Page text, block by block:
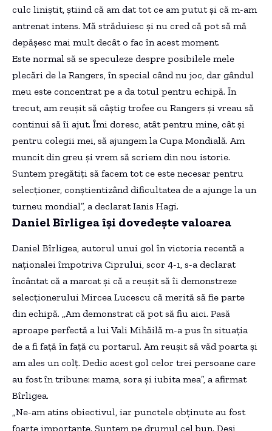
culc liniștit, știind că am dat tot ce am putut și că m-am
antrenat intens. Mă străduiesc și nu cred că pot să mă
depășesc mai mult decât o fac în acest moment.
Este normal să se speculeze despre posibilele mele
plecări de la Rangers, în special când nu joc, dar gândul
meu este concentrat pe a da totul pentru echipă. În
trecut, am reușit să câștig trofee cu Rangers și vreau să
continui să îi ajut. Îmi doresc, atât pentru mine, cât și
pentru colegii mei, să ajungem la Cupa Mondială. Am
muncit din greu și vrem să scriem din nou istorie.
Suntem pregătiți să facem tot ce este necesar pentru
selecționer, conștientizând dificultatea de a ajunge la un
turneu mondial”, a declarat Ianis Hagi.
Daniel Bîrligea își dovedește valoarea
Daniel Bîrligea, autorul unui gol în victoria recentă a
naționalei împotriva Ciprului, scor 4-1, s-a declarat
încântat că a marcat și că a reușit să îi demonstreze
selecționerului Mircea Lucescu că merită să fie parte
din echipă. „Am demonstrat că pot să fiu aici. Pasă
aproape perfectă a lui Vali Mihăilă m-a pus în situația
de a fi față în față cu portarul. Am reușit să văd poarta și
am ales un colț. Dedic acest gol celor trei persoane care
au fost în tribune: mama, sora și iubita mea”, a afirmat
Bîrligea.
„Ne-am atins obiectivul, iar punctele obținute au fost
foarte importante. Suntem pe drumul cel bun. Deși